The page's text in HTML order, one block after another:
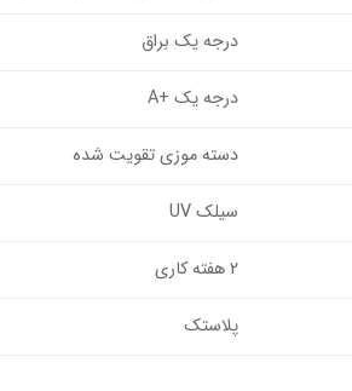
درجه یک براق
درجه یک +A
دسته موزی تقویت شده
سیلک UV
۲ هفته کاری
پلاستک